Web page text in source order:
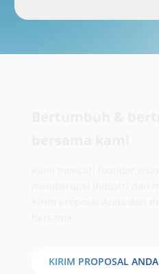
KIRIM PROPOSAL ANDA